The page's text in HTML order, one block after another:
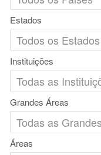
Estados
Instituições
Grandes Áreas
Áreas